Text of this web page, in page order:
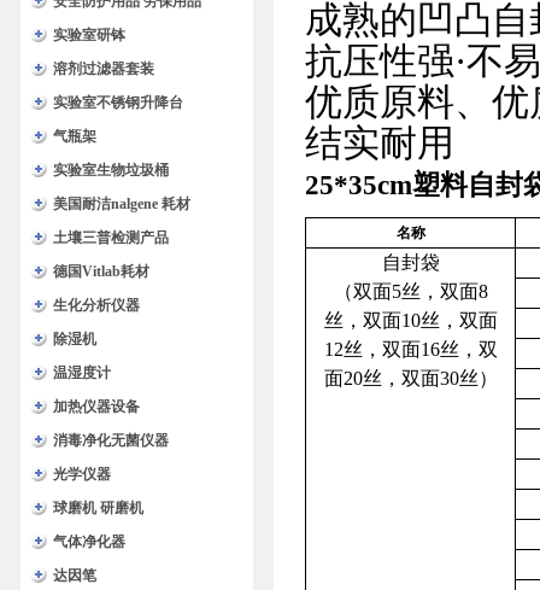
实验室研钵
溶剂过滤器套装
实验室不锈钢升降台
气瓶架
实验室生物垃圾桶
美国耐洁nalgene 耗材
土壤三普检测产品
德国Vitlab耗材
生化分析仪器
除湿机
温湿度计
加热仪器设备
消毒净化无菌仪器
光学仪器
球磨机 研磨机
气体净化器
达因笔
成熟的凹凸
抗压性强·不
优质原料、
结实耐用
25*35cm塑料自封
名称
自封袋
（双面5丝，双面8
丝，双面10丝，双面
12丝，双面16丝，双
面20丝，双面30丝）